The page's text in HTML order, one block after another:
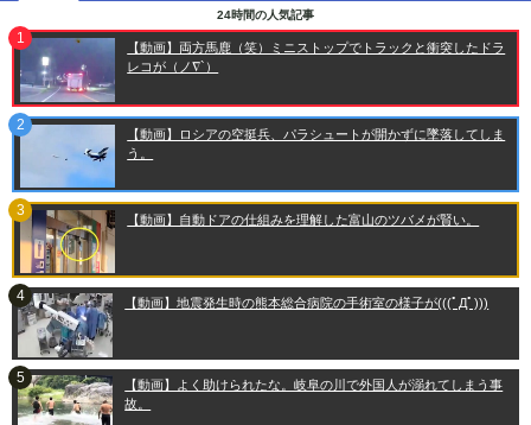
24時間の人気記事
【動画】両方馬鹿（笑）ミニストップでトラックと衝突したドラ
レコが（ノ∇`）
【動画】ロシアの空挺兵、パラシュートが開かずに墜落してしま
う。
【動画】自動ドアの仕組みを理解した富山のツバメが賢い。
【動画】地震発生時の熊本総合病院の手術室の様子が(((ﾟДﾟ)))
【動画】よく助けられたな。岐阜の川で外国人が溺れてしまう事
故。